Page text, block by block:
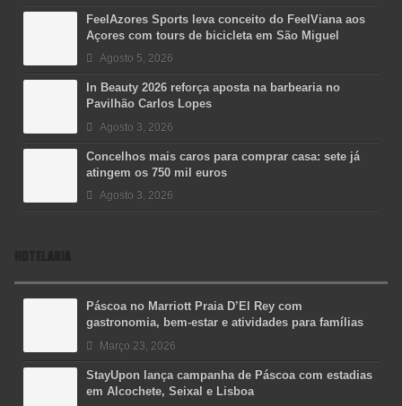
FeelAzores Sports leva conceito do FeelViana aos
Açores com tours de bicicleta em São Miguel
Agosto 5, 2026
In Beauty 2026 reforça aposta na barbearia no
Pavilhão Carlos Lopes
Agosto 3, 2026
Concelhos mais caros para comprar casa: sete já
atingem os 750 mil euros
Agosto 3, 2026
HOTELARIA
Páscoa no Marriott Praia D’El Rey com
gastronomia, bem-estar e atividades para famílias
Março 23, 2026
StayUpon lança campanha de Páscoa com estadias
em Alcochete, Seixal e Lisboa